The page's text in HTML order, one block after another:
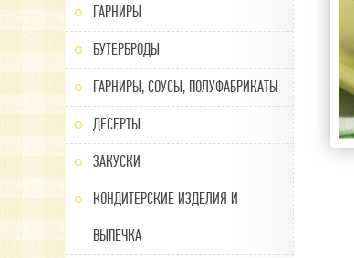
ГАРНИРЫ
БУТЕРБРОДЫ
ГАРНИРЫ, СОУСЫ, ПОЛУФАБРИКАТЫ
ДЕСЕРТЫ
ЗАКУСКИ
КОНДИТЕРСКИЕ ИЗДЕЛИЯ И
ВЫПЕЧКА